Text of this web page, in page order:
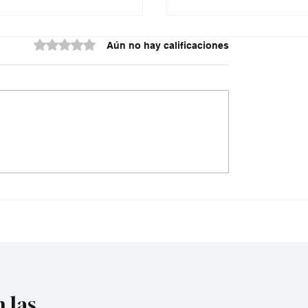
Obtuvo 0 de 5 estrellas.Aún no hay calificaciones